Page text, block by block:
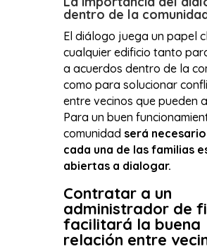
dentro de la
El diálogo juega un papel
cualquier edificio tanto
a acuerdos dentro de la
como para solucionar
entre vecinos que pueden
Para un buen
comunidad será
cada una de las familias
abiertas a dialogar.
Contratar a un
administrador de
facilitará la buena
relación entre